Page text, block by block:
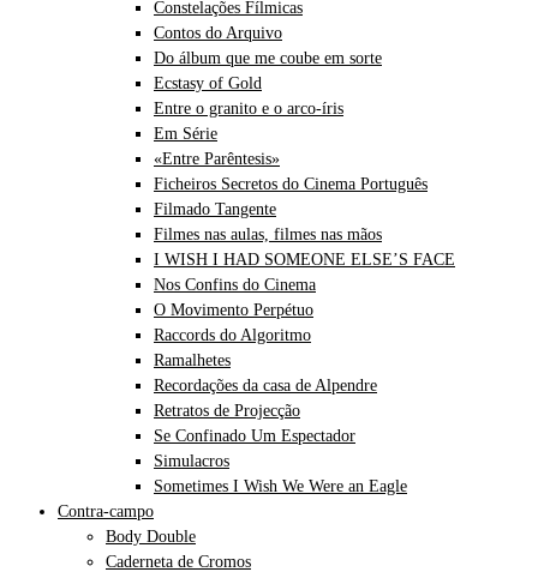
Constelações Fílmicas
Contos do Arquivo
Do álbum que me coube em sorte
Ecstasy of Gold
Entre o granito e o arco-íris
Em Série
«Entre Parêntesis»
Ficheiros Secretos do Cinema Português
Filmado Tangente
Filmes nas aulas, filmes nas mãos
I WISH I HAD SOMEONE ELSE’S FACE
Nos Confins do Cinema
O Movimento Perpétuo
Raccords do Algoritmo
Ramalhetes
Recordações da casa de Alpendre
Retratos de Projecção
Se Confinado Um Espectador
Simulacros
Sometimes I Wish We Were an Eagle
Contra-campo
Body Double
Caderneta de Cromos